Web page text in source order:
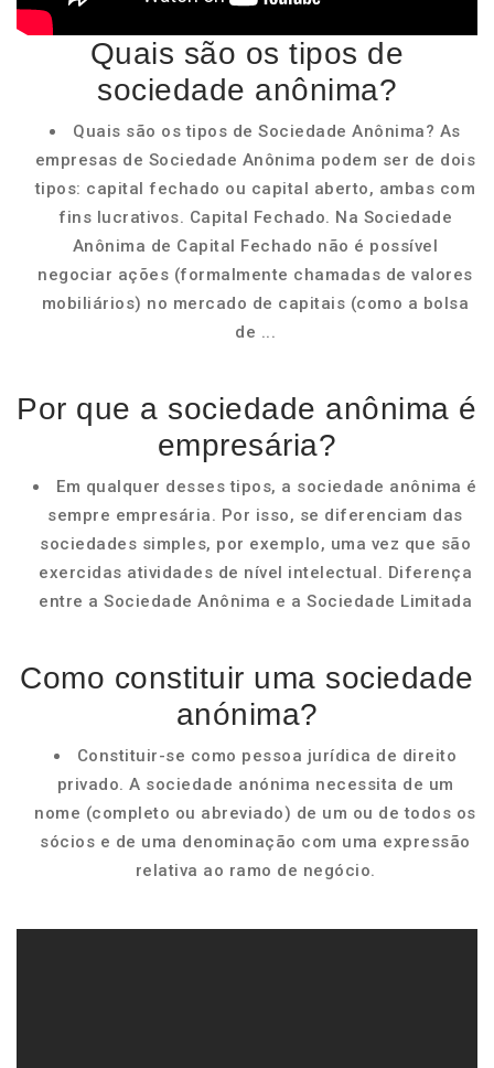
Quais são os tipos de
sociedade anônima?
Quais são os tipos de Sociedade Anônima? As
empresas de Sociedade Anônima podem ser de dois
tipos: capital fechado ou capital aberto, ambas com
fins lucrativos. Capital Fechado. Na Sociedade
Anônima de Capital Fechado não é possível
negociar ações (formalmente chamadas de valores
mobiliários) no mercado de capitais (como a bolsa
de ...
Por que a sociedade anônima é
empresária?
Em qualquer desses tipos, a sociedade anônima é
sempre empresária. Por isso, se diferenciam das
sociedades simples, por exemplo, uma vez que são
exercidas atividades de nível intelectual. Diferença
entre a Sociedade Anônima e a Sociedade Limitada
Como constituir uma sociedade
anónima?
Constituir-se como pessoa jurídica de direito
privado. A sociedade anónima necessita de um
nome (completo ou abreviado) de um ou de todos os
sócios e de uma denominação com uma expressão
relativa ao ramo de negócio.